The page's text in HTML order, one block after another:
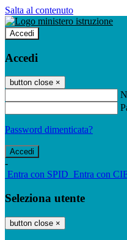
Salta al contenuto
Accedi
Accedi
button close ×
Password dimenticata?
-
Entra con SPID Entra con
Seleziona utente
button close ×